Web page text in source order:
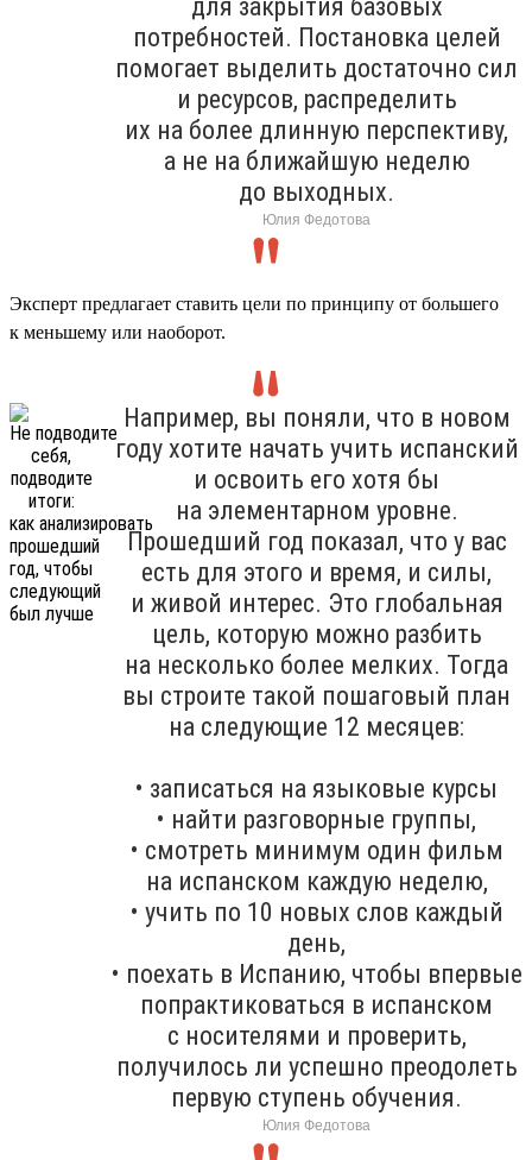
для закрытия базовых
потребностей. Постановка целей
помогает выделить достаточно сил
и ресурсов, распределить
их на более длинную перспективу,
а не на ближайшую неделю
до выходных.
Юлия Федотова
Эксперт предлагает ставить цели по принципу от большего
к меньшему или наоборот.
Например, вы поняли, что в новом
году хотите начать учить испанский
и освоить его хотя бы
на элементарном уровне.
Прошедший год показал, что у вас
есть для этого и время, и силы,
и живой интерес. Это глобальная
цель, которую можно разбить
на несколько более мелких. Тогда
вы строите такой пошаговый план
на следующие 12 месяцев:
• записаться на языковые курсы
• найти разговорные группы,
• смотреть минимум один фильм
на испанском каждую неделю,
• учить по 10 новых слов каждый
день,
• поехать в Испанию, чтобы впервые
попрактиковаться в испанском
с носителями и проверить,
получилось ли успешно преодолеть
первую ступень обучения.
Юлия Федотова